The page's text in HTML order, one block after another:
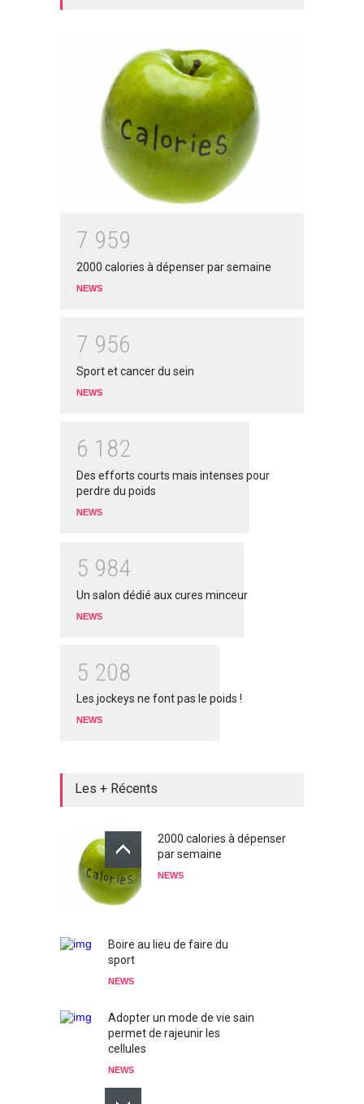
7 959
2000 calories à dépenser par semaine
NEWS
7 956
Sport et cancer du sein
NEWS
6 1 82
Des efforts courts mais intenses pour
perdre du poids
NEWS
5 984
Un salon dédié aux cures minceur
NEWS
5 208
Les jockeys ne font pas le poids !
NEWS
Les + Récents
2000 calories à dépenser
par semaine
NEWS
Boire au lieu de faire du
sport
NEWS
Adopter un mode de vie sain
permet de rajeunir les
cellules
NEWS